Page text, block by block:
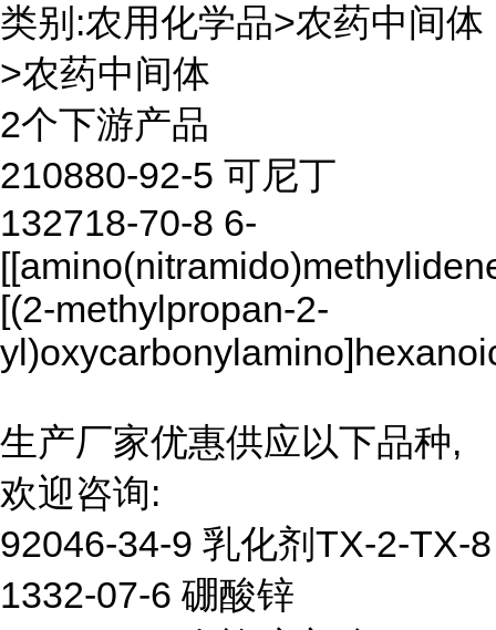
类别:农用化学品>农药中间体
>农药中间体
2个下游产品
210880-92-5 可尼丁
132718-70-8 6-
[(2-methylpropan-2-
生产厂家优惠供应以下品种,
欢迎咨询:
92046-34-9 乳化剂TX-2-TX-8
1332-07-6 硼酸锌